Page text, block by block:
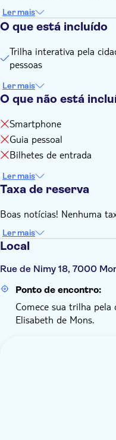
Ler mais
O que está incluído
Trilha interativa pela
pessoas
Ler mais
O que não está
Smartphone
Guia pessoal
Bilhetes de entrada
Ler mais
Taxa de reserva
Boas notícias! Nenhuma
Ler mais
Local
Rue de Nimy 18, 7000
Ponto de encontro:
Comece sua trilha pela
Elisabeth de Mons.